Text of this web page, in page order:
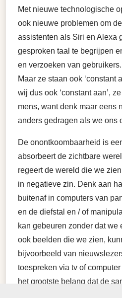
Met nieuwe technologische
ook nieuwe problemen om
assistenten als Siri en Alexa
gesproken taal te begrijpen
en verzoeken van
Maar ze staan ook ‘constant
wij dus ook ‘constant aan’,
mens, want denk maar eens
anders gedragen als we ons
De onontkoombaarheid is
absorbeert de zichtbare
regeert de wereld die we
in negatieve zin. Denk aan
buitenaf in computers van
en de diefstal en / of
kan gebeuren zonder dat we
ook beelden die we zien,
bijvoorbeeld van
toespreken via tv of
het grootste belang dat de